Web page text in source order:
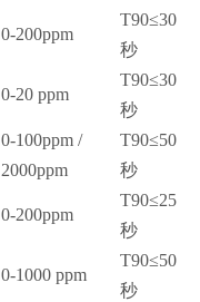
0-200ppm
T90≤30
秒
0-20 ppm
T90≤30
秒
0-100ppm /
2000ppm
T90≤50
秒
0-200ppm
T90≤25
秒
0-1000 ppm
T90≤50
秒